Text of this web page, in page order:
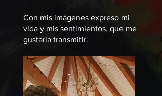
Con mis imágenes expreso mi
vida y mis sentimientos, que me
gustaría transmitir.​​